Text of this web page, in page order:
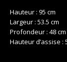
Hauteur : 95 cm
Largeur : 53.5 cm
Profondeur : 48 cm
Hauteur d’assise :